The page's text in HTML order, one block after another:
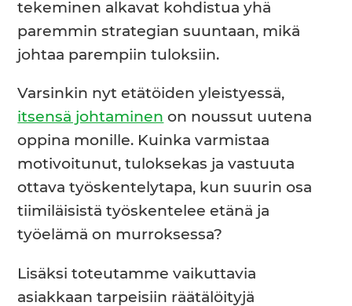
tekeminen alkavat kohdistua yhä
paremmin strategian suuntaan, mikä
johtaa parempiin tuloksiin.
Varsinkin nyt etätöiden yleistyessä,
itsensä johtaminen on noussut uutena
oppina monille. Kuinka varmistaa
motivoitunut, tuloksekas ja vastuuta
ottava työskentelytapa, kun suurin osa
tiimiläisistä työskentelee etänä ja
työelämä on murroksessa?
Lisäksi toteutamme vaikuttavia
asiakkaan tarpeisiin räätälöityjä